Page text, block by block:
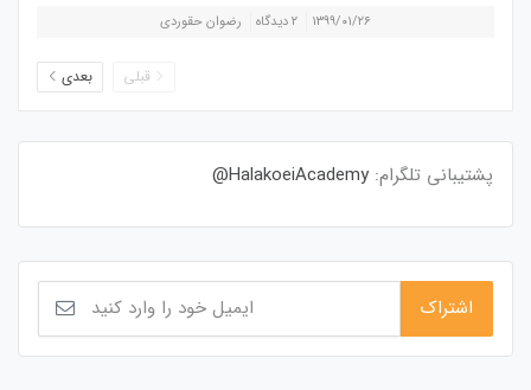
۱۳۹۹/۰۱/۲۶ ۲ دیدگاه رضوان حقوردی
قبلی بعدی
پشتیبانی تلگرام: HalakoeiAcademy@